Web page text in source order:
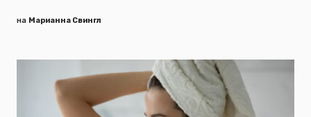
на Марианна Свингл